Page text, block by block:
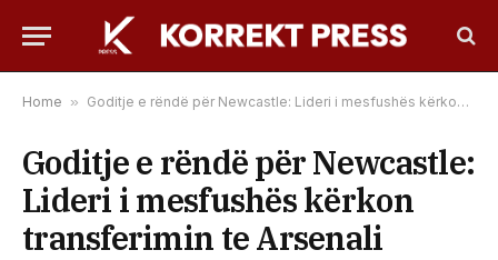
Home » Goditje e rëndë për Newcastle: Lideri i mesfushës kërkon transferimin te Arsenali
Goditje e rëndë për Newcastle:
Lideri i mesfushës kërkon
transferimin te Arsenali